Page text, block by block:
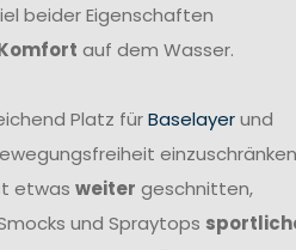
beider Eigenschaften
auf dem Wasser.
Platz fürBaselayerund
etwas weiter geschnitten,
und Spraytops